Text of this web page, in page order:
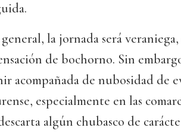
la jornada será
de bochorno. Sin
acompañada de nubosidad de
especialmente en las
algún chubasco de